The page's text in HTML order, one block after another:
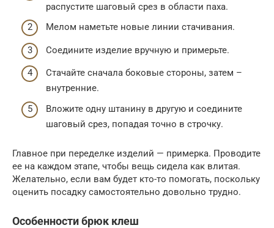
распустите шаговый срез в области паха.
Мелом наметьте новые линии стачивания.
Соедините изделие вручную и примерьте.
Стачайте сначала боковые стороны, затем –
внутренние.
Вложите одну штанину в другую и соедините
шаговый срез, попадая точно в строчку.
Главное при переделке изделий — примерка. Проводите
ее на каждом этапе, чтобы вещь сидела как влитая.
Желательно, если вам будет кто-то помогать, поскольку
оценить посадку самостоятельно довольно трудно.
Особенности брюк клеш